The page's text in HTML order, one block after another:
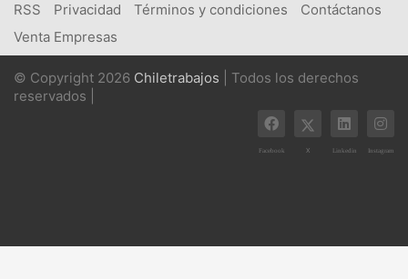
RSS Privacidad Términos y condiciones
Contáctanos
Venta Empresas
© Copyright 2026 Chiletrabajos | Todos los derechos
reservados |
Facebook X Linkedin Instagram